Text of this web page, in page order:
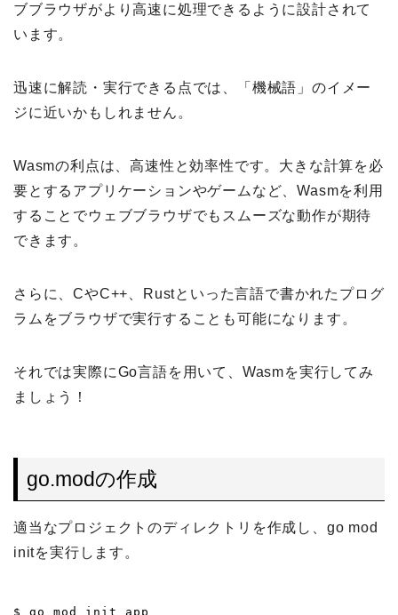
ブブラウザがより高速に処理できるように設計されて
います。
迅速に解読・実行できる点では、「機械語」のイメー
ジに近いかもしれません。
Wasmの利点は、高速性と効率性です。大きな計算を必
要とするアプリケーションやゲームなど、Wasmを利用
することでウェブブラウザでもスムーズな動作が期待
できます。
さらに、CやC++、Rustといった言語で書かれたプログ
ラムをブラウザで実行することも可能になります。
それでは実際にGo言語を用いて、Wasmを実行してみ
ましょう！
go.modの作成
適当なプロジェクトのディレクトリを作成し、go mod
initを実行します。
$ go mod init app